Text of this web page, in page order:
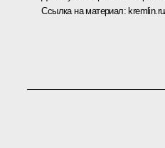
Ссылка на материал: